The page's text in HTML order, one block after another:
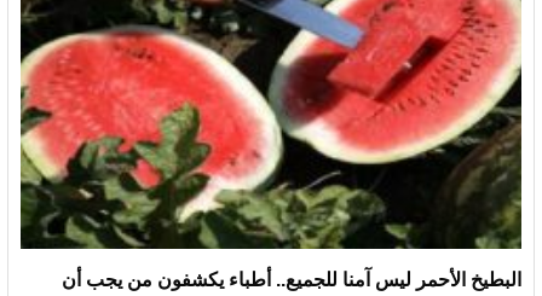
البطيخ الأحمر ليس آمنا للجميع.. أطباء يكشفون من يجب أن